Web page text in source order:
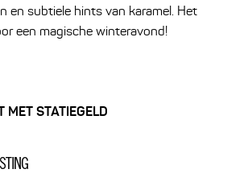
en subtiele hints van karamel. Het
een magische winteravond!
MET STATIEGELD